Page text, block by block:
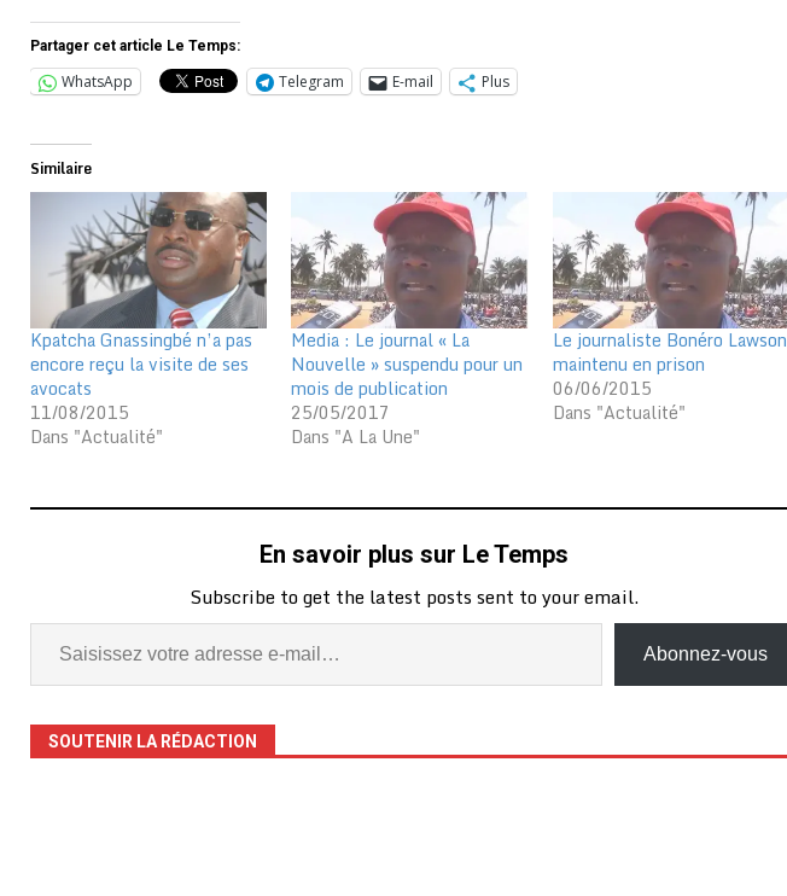
Partager cet article Le Temps:
WhatsApp Telegram E-mail Plus
Similaire
Kpatcha Gnassingbé n’a pas
encore reçu la visite de ses
avocats
11/08/2015
Dans "Actualité"
Media : Le journal « La
Nouvelle » suspendu pour un
mois de publication
25/05/2017
Dans "A La Une"
Le journaliste Bonéro Lawson
maintenu en prison
06/06/2015
Dans "Actualité"
En savoir plus sur Le Temps
Subscribe to get the latest posts sent to your email.
Abonnez-vous
SOUTENIR LA RÉDACTION